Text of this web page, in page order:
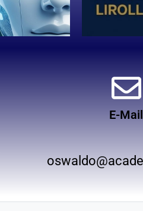
E-Mail